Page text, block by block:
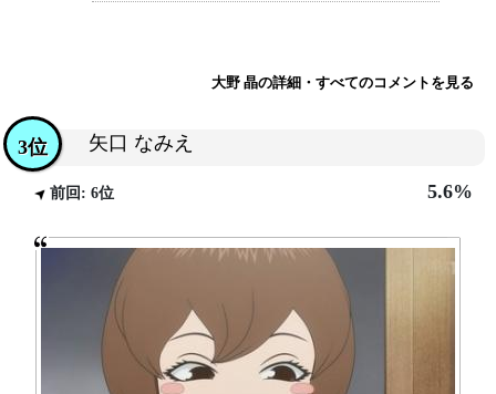
大野 晶の詳細・すべてのコメントを見る
矢口 なみえ
3位
前回: 6位 5.6%